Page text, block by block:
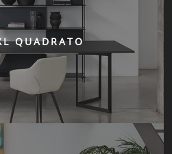
QUADRATO